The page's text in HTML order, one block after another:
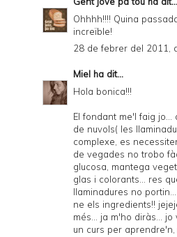
Ohhhh!!!! Quina
increïble!
28 de febrer del 2011,
Miel ha dit...
Hola bonica!!!
El fondant me'l faig jo...
de nuvols( les
complexe, es
de vegades no trobo
glucosa, mantega
glas i colorants... res
llaminadures no
ne els ingredients!!
més... ja m'ho diràs...
un curs per